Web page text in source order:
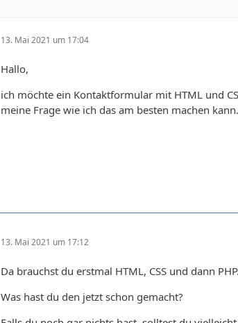
13. Mai 2021 um 17:04
Hallo,
ich möchte ein Kontaktformular mit HTML und
meine Frage wie ich das am besten machen kann.
13. Mai 2021 um 17:12
Da brauchst du erstmal HTML, CSS und dann PHP.
Was hast du den jetzt schon gemacht?